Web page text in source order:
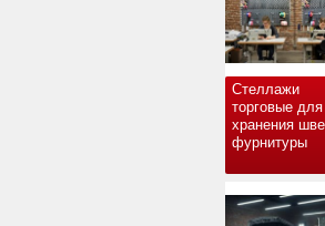
Стеллажи
торговые для
хранения
фурнитуры